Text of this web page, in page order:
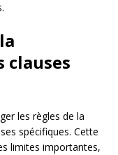
clauses
les règles de la
spécifiques. Cette
limites importantes,